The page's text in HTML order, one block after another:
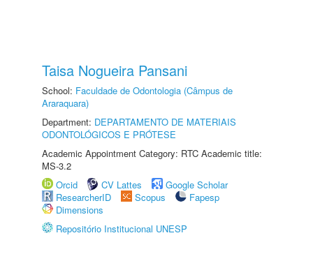
Taisa Nogueira Pansani
School: Faculdade de Odontologia (Câmpus de
Araraquara)
Department: DEPARTAMENTO DE MATERIAIS
ODONTOLÓGICOS E PRÓTESE
Academic Appointment Category: RTC Academic title:
MS-3.2
Orcid
CV Lattes
Google Scholar
ResearcherID
Scopus
Fapesp
Dimensions
Repositório Institucional UNESP